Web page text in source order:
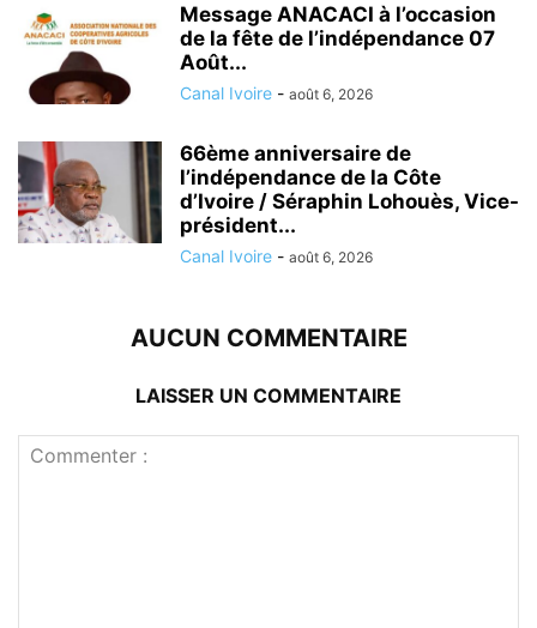
Message ANACACI à l’occasion
de la fête de l’indépendance 07
Août...
Canal Ivoire - août 6, 2026
66ème anniversaire de
l’indépendance de la Côte
d’Ivoire / Séraphin Lohouès, Vice-
président...
Canal Ivoire - août 6, 2026
AUCUN COMMENTAIRE
LAISSER UN COMMENTAIRE